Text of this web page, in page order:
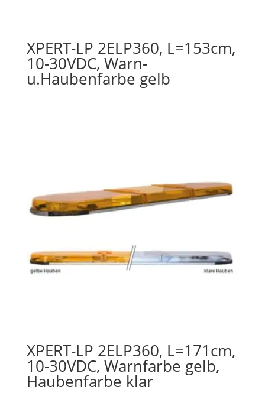
XPERT-LP 2ELP360, L=153cm,
10-30VDC, Warn-
u.Haubenfarbe gelb
XPERT-LP 2ELP360, L=171cm,
10-30VDC, Warnfarbe gelb,
Haubenfarbe klar